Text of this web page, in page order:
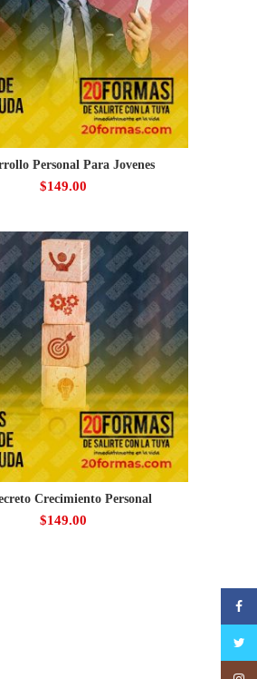
Personal Para Jovenes
$149.00
Crecimiento Personal
$149.00